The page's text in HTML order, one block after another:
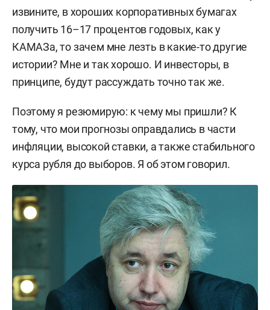
извините, в хороших корпоративных бумагах
получить 16–17 процентов годовых, как у
КАМАЗа, то зачем мне лезть в какие-то другие
истории? Мне и так хорошо. И инвесторы, в
принципе, будут рассуждать точно так же.
Поэтому я резюмирую: к чему мы пришли? К
тому, что мои прогнозы оправдались в части
инфляции, высокой ставки, а также стабильного
курса рубля до выборов. Я об этом говорил.